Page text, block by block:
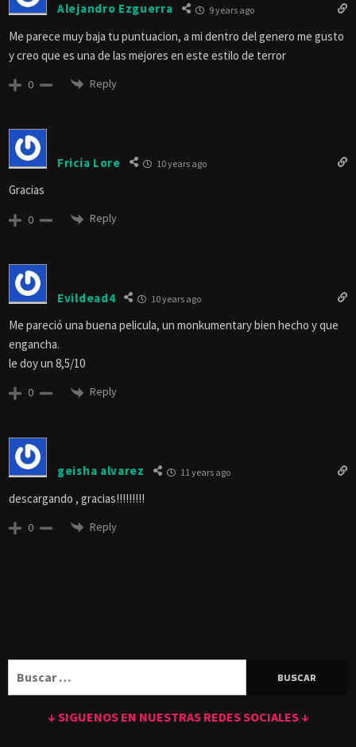
Alejandro Ezguerra 9 years ago
Me parece muy baja tu puntuacion, a mi dentro del genero me gusto
y creo que es una de las mejores en este estilo de terror
0 Reply
Fricia Lore 10 years ago
Gracias
0 Reply
Evildead4 10 years ago
Me pareció una buena pelicula, un monkumentary bien hecho y que
engancha.
le doy un 8,5/10
0 Reply
geisha alvarez 11 years ago
descargando , gracias!!!!!!!!!
0 Reply
↓ SIGUENOS EN NUESTRAS REDES SOCIALES ↓